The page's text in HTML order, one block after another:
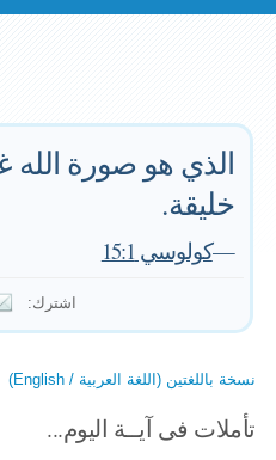
الذي هو صورة الله
خليقة.
—كولوسي 15:1
اشترك:
نسخة باللغتين (اللغة العربية / English)
تأملات فى آيــة اليوم...